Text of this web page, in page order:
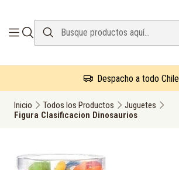
Despacho a todo Chile
Inicio Todos los Productos
Juguetes
Figura Clasificacion Dinosaurios